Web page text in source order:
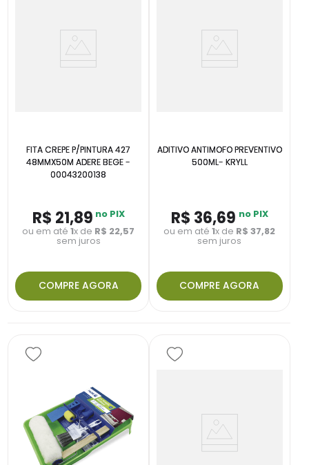
FITA CREPE P/PINTURA 427
48MMX50M ADERE BEGE -
00043200138
R$ 21,89 no PIX
ou em até1x de R$ 22,57
sem juros
COMPRE AGORA
ADITIVO ANTIMOFO PREVENTIVO
500ML- KRYLL
R$ 36,69 no PIX
ou em até1x de R$ 37,82
sem juros
COMPRE AGORA